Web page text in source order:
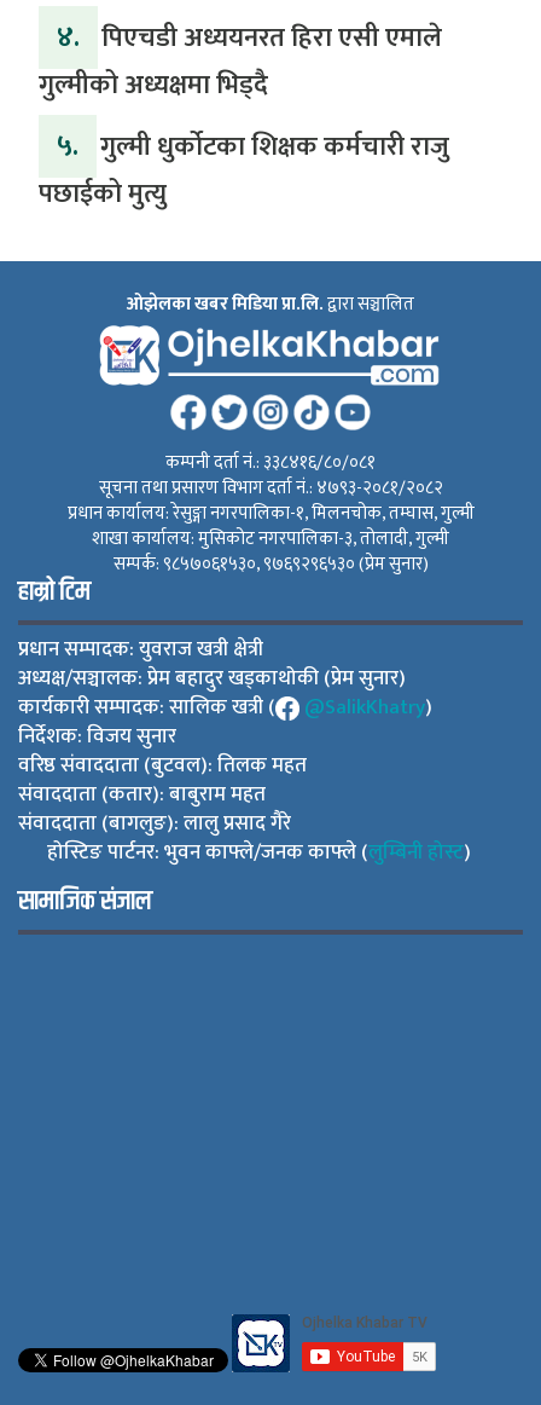
४. पिएचडी अध्ययनरत हिरा एसी एमाले
गुल्मीको अध्यक्षमा भिड्दै
५. गुल्मी धुर्कोटका शिक्षक कर्मचारी राजु
पछाईको मुत्यु
ओझेलका खबर मिडिया प्रा.लि.द्वारा सञ्चालित
कम्पनी दर्ता नं.: ३३८४१६/८०/०८१
सूचना तथा प्रसारण विभाग दर्ता नं.: ४७९३-२०८१/२०८२
प्रधान कार्यालय: रेसुङ्गा नगरपालिका-१, मिलनचोक, तम्घास, गुल्मी
शाखा कार्यालय: मुसिकोट नगरपालिका-३, तोलादी, गुल्मी
सम्पर्क: ९८५७०६१५३०, ९७६९२९६५३० (प्रेम सुनार)
हाम्रो टिम
प्रधान सम्पादक: युवराज खत्री क्षेत्री
अध्यक्ष/सञ्चालक: प्रेम बहादुर खड्काथोकी (प्रेम सुनार)
कार्यकारी सम्पादक: सालिक खत्री (
@SalikKhatry)
निर्देशक: विजय सुनार
वरिष्ठ संवाददाता (बुटवल): तिलक महत
संवाददाता (कतार): बाबुराम महत
संवाददाता (बागलुङ): लालु प्रसाद गैरे
होस्टिङ पार्टनर: भुवन काफ्ले/जनक काफ्ले (लुम्बिनी होस्ट)
सामाजिक संजाल